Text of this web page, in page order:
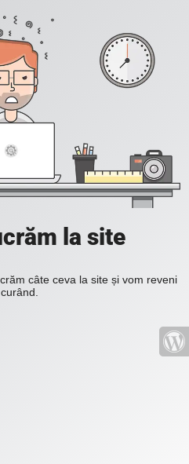
la site
câte ceva la site și vom reveni